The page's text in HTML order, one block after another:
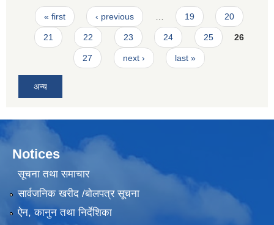
Pages
« first ‹ previous … 19 20
21 22 23 24 25 26
27 next › last »
अन्य
Notices
सूचना तथा समाचार
सार्वजनिक खरीद /बोलपत्र सूचना
ऐन, कानुन तथा निर्देशिका